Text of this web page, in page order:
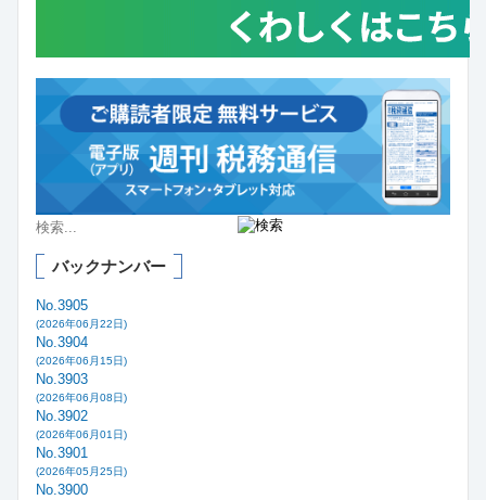
バックナンバー
No.3905
(2026年06月22日)
No.3904
(2026年06月15日)
No.3903
(2026年06月08日)
No.3902
(2026年06月01日)
No.3901
(2026年05月25日)
No.3900